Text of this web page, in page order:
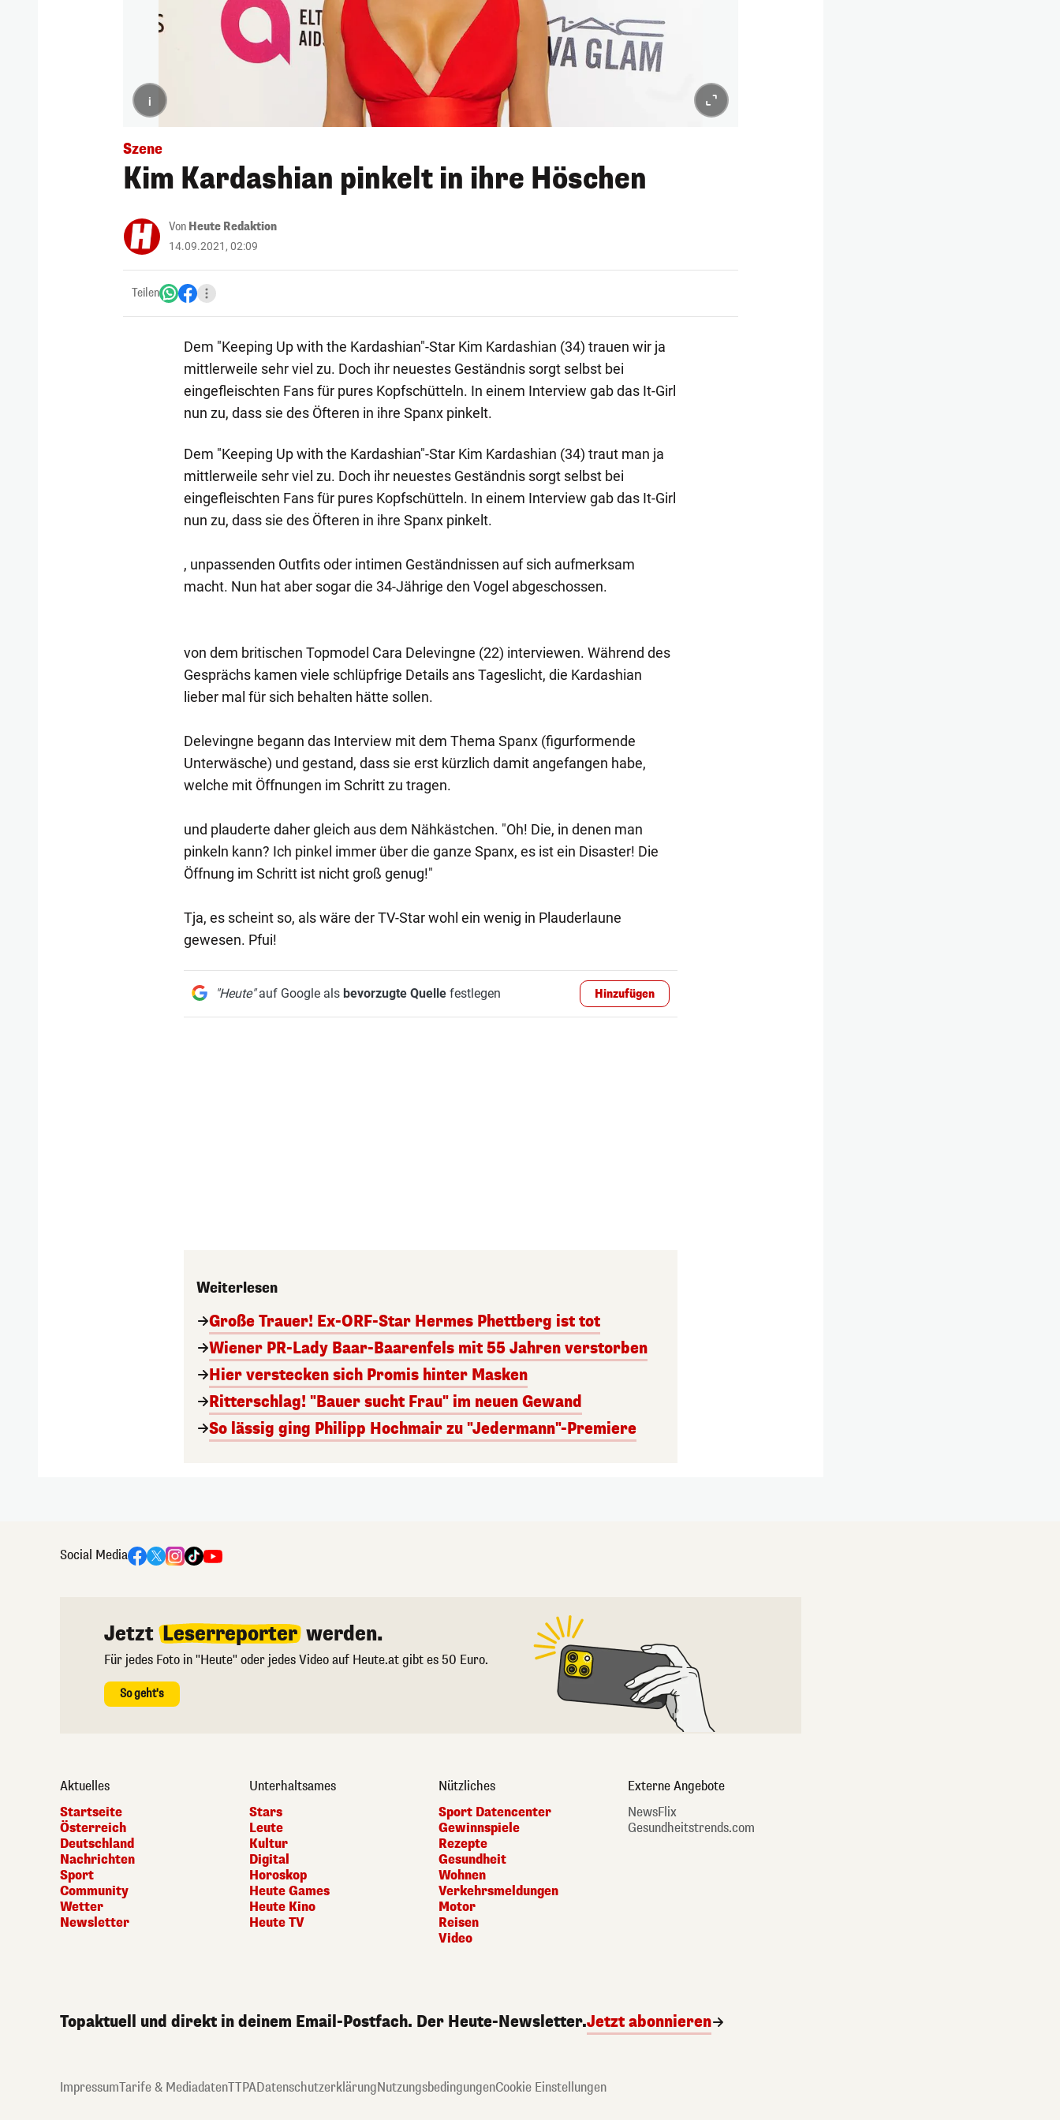
i
Szene
Kim Kardashian pinkelt in ihre Höschen
Von Heute Redaktion
14.09.2021, 02:09
Teilen
Dem "Keeping Up with the Kardashian"-Star Kim Kardashian (34) trauen wir ja
mittlerweile sehr viel zu. Doch ihr neuestes Geständnis sorgt selbst bei
eingefleischten Fans für pures Kopfschütteln. In einem Interview gab das It-Girl
nun zu, dass sie des Öfteren in ihre Spanx pinkelt.
Dem "Keeping Up with the Kardashian"-Star Kim Kardashian (34) traut man ja
mittlerweile sehr viel zu. Doch ihr neuestes Geständnis sorgt selbst bei
eingefleischten Fans für pures Kopfschütteln. In einem Interview gab das It-Girl
nun zu, dass sie des Öfteren in ihre Spanx pinkelt.
, unpassenden Outfits oder intimen Geständnissen auf sich aufmerksam
macht. Nun hat aber sogar die 34-Jährige den Vogel abgeschossen.
von dem britischen Topmodel Cara Delevingne (22) interviewen. Während des
Gesprächs kamen viele schlüpfrige Details ans Tageslicht, die Kardashian
lieber mal für sich behalten hätte sollen.
Delevingne begann das Interview mit dem Thema Spanx (figurformende
Unterwäsche) und gestand, dass sie erst kürzlich damit angefangen habe,
welche mit Öffnungen im Schritt zu tragen.
und plauderte daher gleich aus dem Nähkästchen. "Oh! Die, in denen man
pinkeln kann? Ich pinkel immer über die ganze Spanx, es ist ein Disaster! Die
Öffnung im Schritt ist nicht groß genug!"
Tja, es scheint so, als wäre der TV-Star wohl ein wenig in Plauderlaune
gewesen. Pfui!
"Heute"auf Google als bevorzugte Quellefestlegen Hinzufügen
Weiterlesen
Große Trauer! Ex-ORF-Star Hermes Phettberg ist tot
Wiener PR-Lady Baar-Baarenfels mit 55 Jahren verstorben
Hier verstecken sich Promis hinter Masken
Ritterschlag! "Bauer sucht Frau" im neuen Gewand
So lässig ging Philipp Hochmair zu "Jedermann"-Premiere
Social Media
Jetzt Leserreporter werden.
Für jedes Foto in "Heute" oder jedes Video auf Heute.at gibt es 50 Euro.
So geht's
Aktuelles
Startseite
Österreich
Deutschland
Nachrichten
Sport
Community
Wetter
Newsletter
Unterhaltsames
Stars
Leute
Kultur
Digital
Horoskop
Heute Games
Heute Kino
Heute TV
Nützliches
Sport Datencenter
Gewinnspiele
Rezepte
Gesundheit
Wohnen
Verkehrsmeldungen
Motor
Reisen
Video
Externe Angebote
NewsFlix
Gesundheitstrends.com
Topaktuell und direkt in deinem Email-Postfach. Der Heute-Newsletter.Jetzt abonnieren
ImpressumTarife & MediadatenTTPADatenschutzerklärungNutzungsbedingungenCookie Einstellungen